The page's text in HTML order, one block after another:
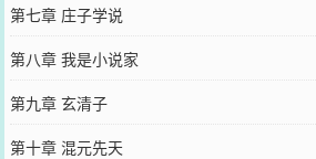
第七章 庄子学说
第八章 我是小说家
第九章 玄清子
第十章 混元先天